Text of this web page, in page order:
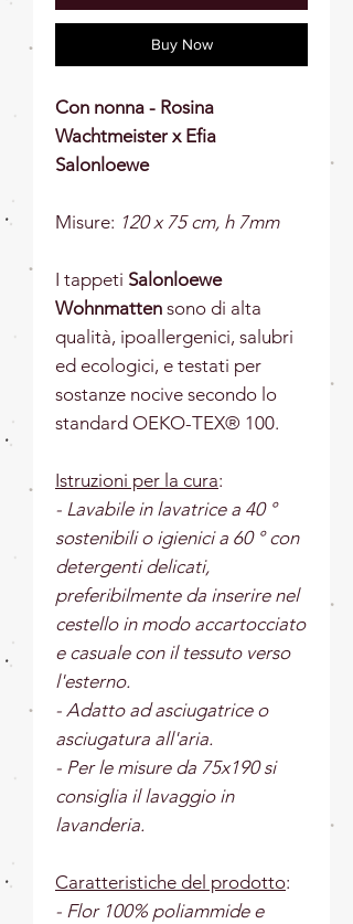
Buy Now
Con nonna - Rosina
Wachtmeister x Efia
Salonloewe
Misure: 120 x 75 cm, h 7mm
I tappeti Salonloewe
Wohnmatten sono di alta
qualità, ipoallergenici, salubri
ed ecologici, e testati per
sostanze nocive secondo lo
standard OEKO-TEX® 100.
Istruzioni per la cura:
- Lavabile in lavatrice a 40 °
sostenibili o igienici a 60 ° con
detergenti delicati,
preferibilmente da inserire nel
cestello in modo accartocciato
e casuale con il tessuto verso
l'esterno.
- Adatto ad asciugatrice o
asciugatura all'aria.
- Per le misure da 75x190 si
consiglia il lavaggio in
lavanderia.
Caratteristiche del prodotto:
- Flor 100% poliammide e